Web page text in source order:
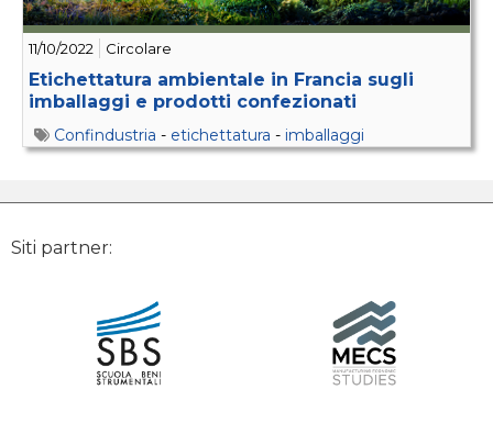
11/10/2022 Circolare
Etichettatura ambientale in Francia sugli
imballaggi e prodotti confezionati
Confindustria - etichettatura - imballaggi
Siti partner: